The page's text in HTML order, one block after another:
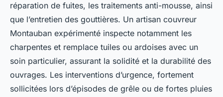
réparation de fuites, les traitements anti-mousse, ainsi
que l’entretien des gouttières. Un artisan couvreur
Montauban expérimenté inspecte notamment les
charpentes et remplace tuiles ou ardoises avec un
soin particulier, assurant la solidité et la durabilité des
ouvrages. Les interventions d’urgence, fortement
sollicitées lors d’épisodes de grêle ou de fortes pluies